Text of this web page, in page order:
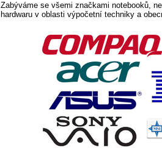
Zabýváme se všemi značkami notebooků,
hardwaru v oblasti výpočetní techniky a